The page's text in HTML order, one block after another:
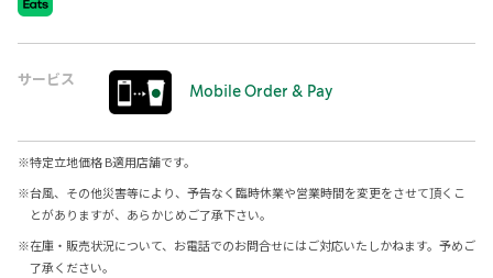
サービス
Mobile Order & Pay
※特定立地価格 B適用店舗です。
※台風、その他災害等により、予告なく臨時休業や営業時間を変更をさせて頂くこ
とがありますが、あらかじめご了承下さい。
※在庫・販売状況について、お電話でのお問合せにはご対応いたしかねます。予めご
了承ください。